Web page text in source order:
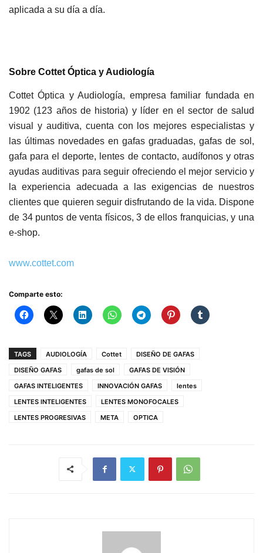
aplicada a su día a día.
Sobre Cottet Óptica y Audiología
Cottet Óptica y Audiología, empresa familiar fundada en
1902 (123 años de historia) y líder en el sector de salud
visual y auditiva, cuenta con los mejores especialistas y
las últimas novedades en gafas graduadas, gafas de sol,
gafa para el deporte, lentes de contacto, audífonos y otras
ayudas auditivas para seguir ofreciendo el mejor servicio y
la experiencia adecuada a las exigencias de nuestros
clientes que quieren seguir disfrutando de la vida. Dispone
de 34 puntos de venta físicos, 3 de ellos franquicias, y una
e-shop.
www.cottet.com
Comparte esto:
TAGS AUDIOLOGÍA Cottet
DISEÑO DE GAFAS
DISEÑO GAFAS
gafas de sol
GAFAS DE VISIÓN
GAFAS INTELIGENTES
INNOVACIÓN GAFAS
lentes
LENTES INTELIGENTES
LENTES MONOFOCALES
LENTES PROGRESIVAS
META OPTICA